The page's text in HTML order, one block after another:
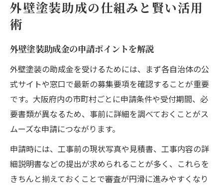
外壁塗装助成の仕組みと賢い活用
術
外壁塗装助成金の申請ポイントを解説
外壁塗装の助成金を受けるためには、まず各自治体の公
式サイトや窓口で最新の募集要項を確認することが重要
です。大阪府内の市町村ごとに申請条件や受付期間、必
要書類が異なるため、事前に詳細を調べておくことがス
ムーズな申請につながります。
申請時には、工事前の現状写真や見積書、工事内容の詳
細説明書などの提出が求められることが多く、これらを
きちんと揃えておくことで審査が円滑に進みやすくなり